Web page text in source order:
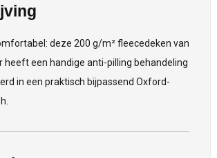
deze 200 g/m² fleecedeken van
heeft een handige anti-pilling behandeling
in een praktisch bijpassend Oxford-